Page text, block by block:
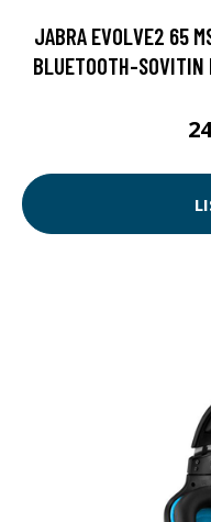
JABRA EVOLVE2 65
BLUETOOTH-SOVITIN